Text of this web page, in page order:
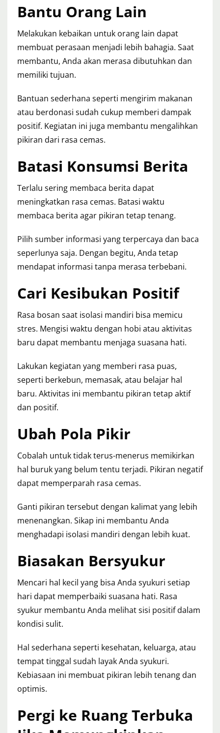
Bantu Orang Lain
Melakukan kebaikan untuk orang lain dapat
membuat perasaan menjadi lebih bahagia. Saat
membantu, Anda akan merasa dibutuhkan dan
memiliki tujuan.
Bantuan sederhana seperti mengirim makanan
atau berdonasi sudah cukup memberi dampak
positif. Kegiatan ini juga membantu mengalihkan
pikiran dari rasa cemas.
Batasi Konsumsi Berita
Terlalu sering membaca berita dapat
meningkatkan rasa cemas. Batasi waktu
membaca berita agar pikiran tetap tenang.
Pilih sumber informasi yang terpercaya dan baca
seperlunya saja. Dengan begitu, Anda tetap
mendapat informasi tanpa merasa terbebani.
Cari Kesibukan Positif
Rasa bosan saat isolasi mandiri bisa memicu
stres. Mengisi waktu dengan hobi atau aktivitas
baru dapat membantu menjaga suasana hati.
Lakukan kegiatan yang memberi rasa puas,
seperti berkebun, memasak, atau belajar hal
baru. Aktivitas ini membantu pikiran tetap aktif
dan positif.
Ubah Pola Pikir
Cobalah untuk tidak terus-menerus memikirkan
hal buruk yang belum tentu terjadi. Pikiran negatif
dapat memperparah rasa cemas.
Ganti pikiran tersebut dengan kalimat yang lebih
menenangkan. Sikap ini membantu Anda
menghadapi isolasi mandiri dengan lebih kuat.
Biasakan Bersyukur
Mencari hal kecil yang bisa Anda syukuri setiap
hari dapat memperbaiki suasana hati. Rasa
syukur membantu Anda melihat sisi positif dalam
kondisi sulit.
Hal sederhana seperti kesehatan, keluarga, atau
tempat tinggal sudah layak Anda syukuri.
Kebiasaan ini membuat pikiran lebih tenang dan
optimis.
Pergi ke Ruang Terbuka